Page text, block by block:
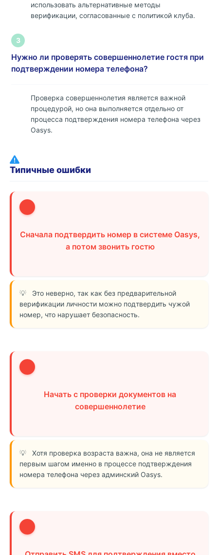
использовать альтернативные методы
верификации, согласованные с политикой клуба.
3
Нужно ли проверять совершеннолетие гостя при
подтверждении номера телефона?
Проверка совершеннолетия является важной
процедурой, но она выполняется отдельно от
процесса подтверждения номера телефона через
Oasys.
Типичные ошибки
Сначала подтвердить номер в системе Oasys,
а потом звонить гостю
Это неверно, так как без предварительной
верификации личности можно подтвердить чужой
номер, что нарушает безопасность.
Начать с проверки документов на
совершеннолетие
Хотя проверка возраста важна, она не является
первым шагом именно в процессе подтверждения
номера телефона через админский Oasys.